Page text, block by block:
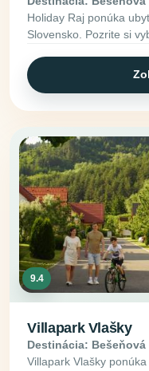
Holiday Raj ponúka
Slovensko. Pozrite si
9.4
Villapark Vlašky
Destinácia: Bešeňová
Villapark Vlašky